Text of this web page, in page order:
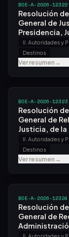
BOE-A-2026-12322
Resolución
General de
Presidencia,
Otorga
de Gestión
el Proceso
General de
Destinos
Ver resumen→
BOE-A-2026-12323
Resolución
General de
Justicia, de la
por la Que
Funcionario
de Diciembre.
Destinos
Ver resumen→
BOE-A-2026-12324
Resolución
General de
Presidencia,